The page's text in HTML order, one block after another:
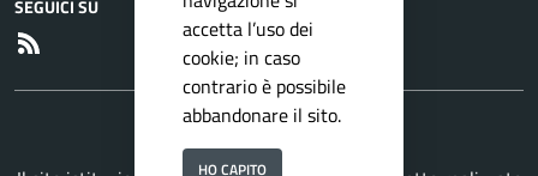
SEGUICI SU
accetta l’uso dei
cookie; in caso
contrario è possibile
abbandonare il sito.
HO CAPITO